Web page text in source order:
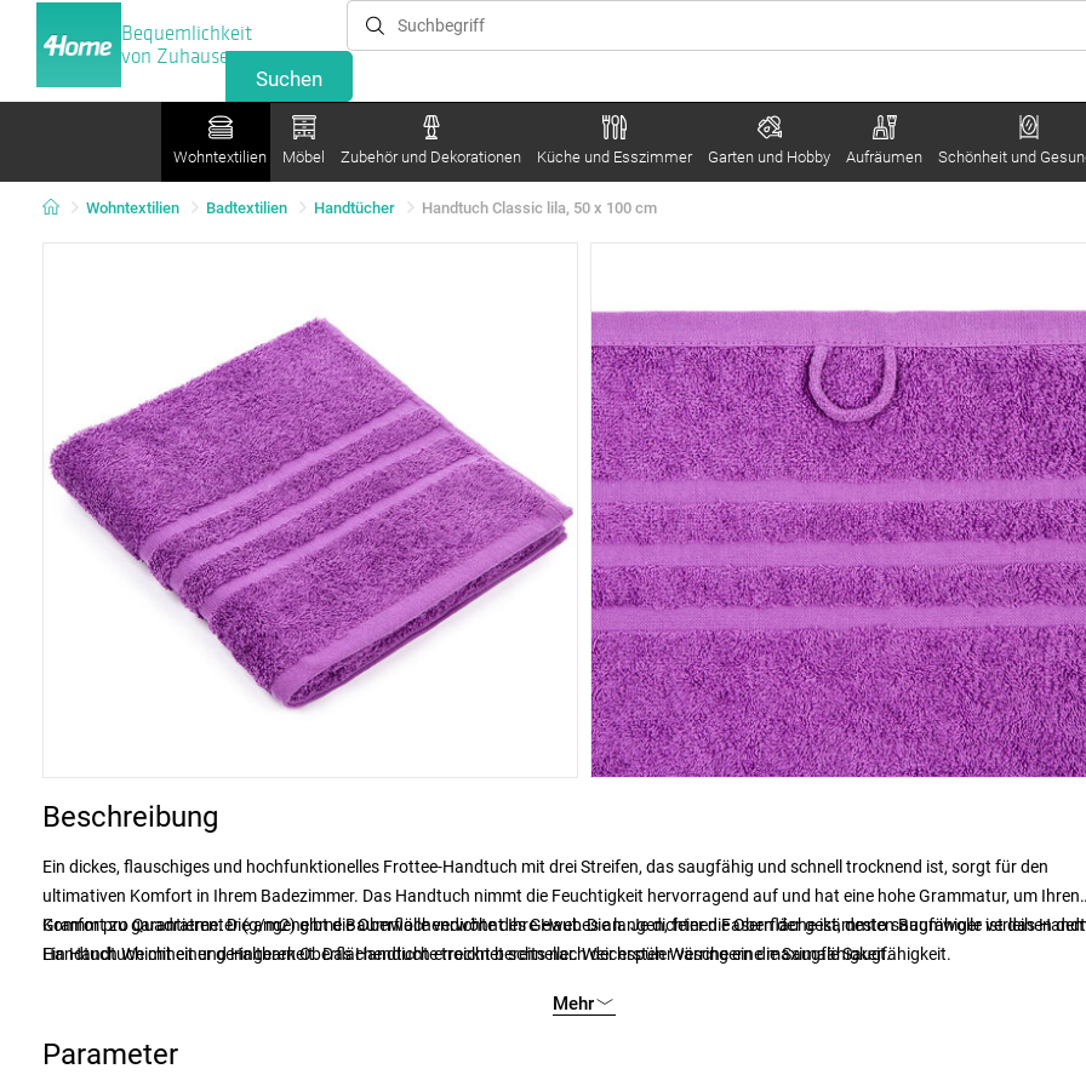
Bequemlichkeit
von Zuhause
Wohntextilien Möbel Zubehör und Dekorationen Küche und Esszimmer Garten und Hobby Aufräumen Schönheit und
Wohntextilien Badtextilien Handtücher Handtuch Classic lila, 50 x 100 cm
Beschreibung
Ein dickes, flauschiges und hochfunktionelles Frottee-Handtuch mit drei Streifen, das saugfähig und schnell trocknend ist, sorgt für den
ultimativen Komfort in Ihrem Badezimmer. Das Handtuch nimmt die Feuchtigkeit hervorragend auf und hat eine hohe Grammatur, um Ihren
Komfort zu garantieren. Die angenehme Baumwolle verwöhnt Ihre Haut. Die langen, feinen Fasern der gekämmten Baumwolle verleihen
Handtuch Weichheit und Haltbarkeit. Das Handtuch erreicht bereits nach der ersten Wäsche eine maximale Saugfähigkeit.
Gramm pro Quadratmeter (g/m2) gibt die Oberflächendichte des Gewebes an. Je dichter die Oberfläche ist, desto saugfähiger ist das
Ein Handtuch mit einer geringeren Oberflächendichte trocknet schneller. Weichspüler verringern die Saugfähigkeit.
Mehr
Parameter